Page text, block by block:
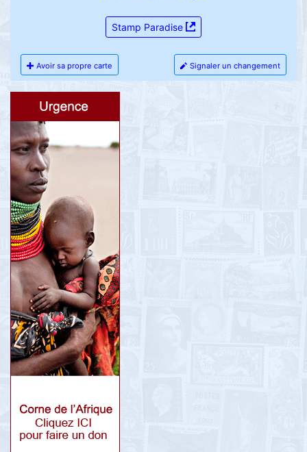
Stamp Paradise
Avoir sa propre carte Signaler un changement